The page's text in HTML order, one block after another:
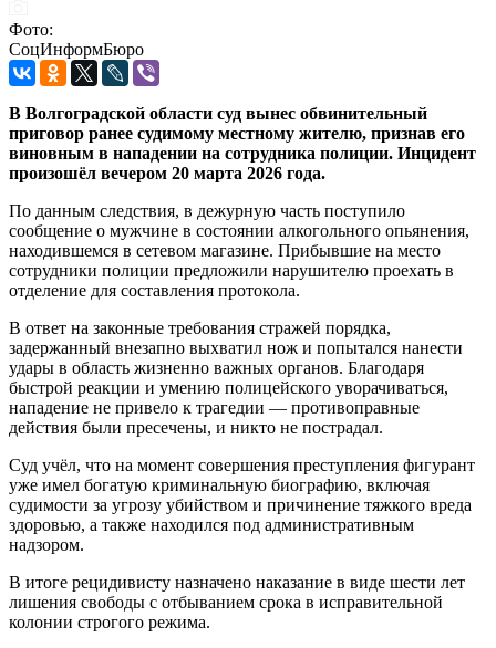
Фото:
СоцИнформБюро
В Волгоградской области суд вынес обвинительный
приговор ранее судимому местному жителю, признав его
виновным в нападении на сотрудника полиции. Инцидент
произошёл вечером 20 марта 2026 года.
По данным следствия, в дежурную часть поступило
сообщение о мужчине в состоянии алкогольного опьянения,
находившемся в сетевом магазине. Прибывшие на место
сотрудники полиции предложили нарушителю проехать в
отделение для составления протокола.
В ответ на законные требования стражей порядка,
задержанный внезапно выхватил нож и попытался нанести
удары в область жизненно важных органов. Благодаря
быстрой реакции и умению полицейского уворачиваться,
нападение не привело к трагедии — противоправные
действия были пресечены, и никто не пострадал.
Суд учёл, что на момент совершения преступления фигурант
уже имел богатую криминальную биографию, включая
судимости за угрозу убийством и причинение тяжкого вреда
здоровью, а также находился под административным
надзором.
В итоге рецидивисту назначено наказание в виде шести лет
лишения свободы с отбыванием срока в исправительной
колонии строгого режима.